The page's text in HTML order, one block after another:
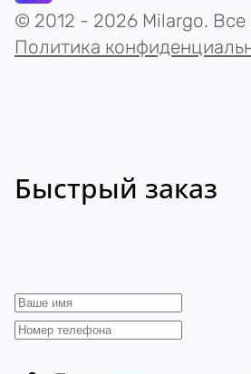
© 2012 - 2026 Milargo.
Политика
Быстрый заказ